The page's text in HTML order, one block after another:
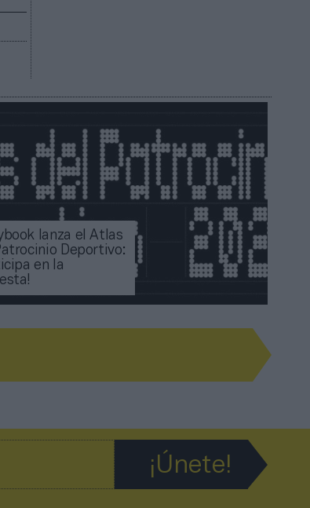
lanza el Atlas
Deportivo:
en la